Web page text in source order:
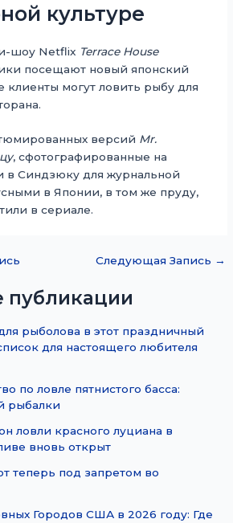
культуре
шоу Netflix Terrace House
посещают новый японский
клиенты могут ловить рыбу для
версий Mr.
, сфотографированные на
в Синдзюку для журнальной
в Японии, в том же пруду,
в сериале.
Следующая Запись →
публикации
рыболова в этот праздничный
для настоящего любителя
по ловле пятнистого басса:
рыбалки
ловли красного луциана в
вновь открыт
теперь под запретом во
Городов США в 2026 году: Где